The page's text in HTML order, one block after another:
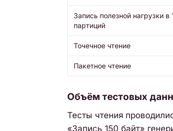
Запись полезной нагрузки в
партиций
Точечное чтение
Пакетное чтение
Объём тестовых
Тесты чтения
«Запись 150 байт»